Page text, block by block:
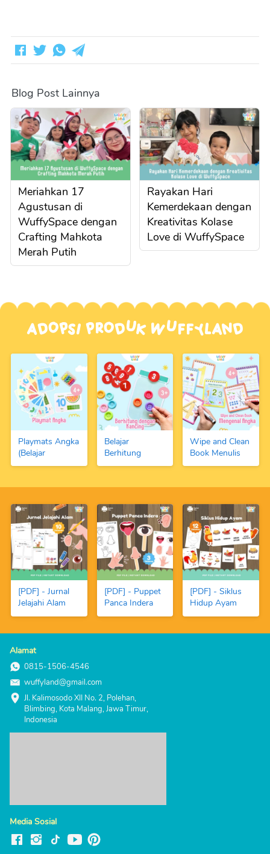
Blog Post Lainnya
Meriahkan 17
Agustusan di
WuffySpace dengan
Crafting Mahkota
Merah Putih
Rayakan Hari
Kemerdekaan dengan
Kreativitas Kolase
Love di WuffySpace
Adopsi Produk Wuffyland
Playmats Angka
(Belajar
Berhitung 1-10
Belajar
Berhitung
Dengan Kancing
dan Angka
Wipe and Clean
Book Menulis
Angka dan
(FREE Spidol
[PDF] - Jurnal
Jelajahi Alam
[PDF] - Puppet
Panca Indera
[PDF] - Siklus
Hidup Ayam
Alamat
0815-1506-4546
wuffyland@gmail.com
Jl. Kalimosodo XII No. 2, Polehan,
Blimbing, Kota Malang, Jawa Timur,
Indonesia
Media Sosial